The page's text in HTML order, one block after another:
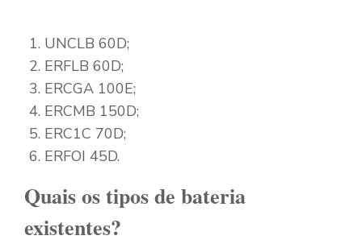
UNCLB 60D;
ERFLB 60D;
ERCGA 100E;
ERCMB 150D;
ERC1C 70D;
ERFOI 45D.
Quais os tipos de bateria
existentes?